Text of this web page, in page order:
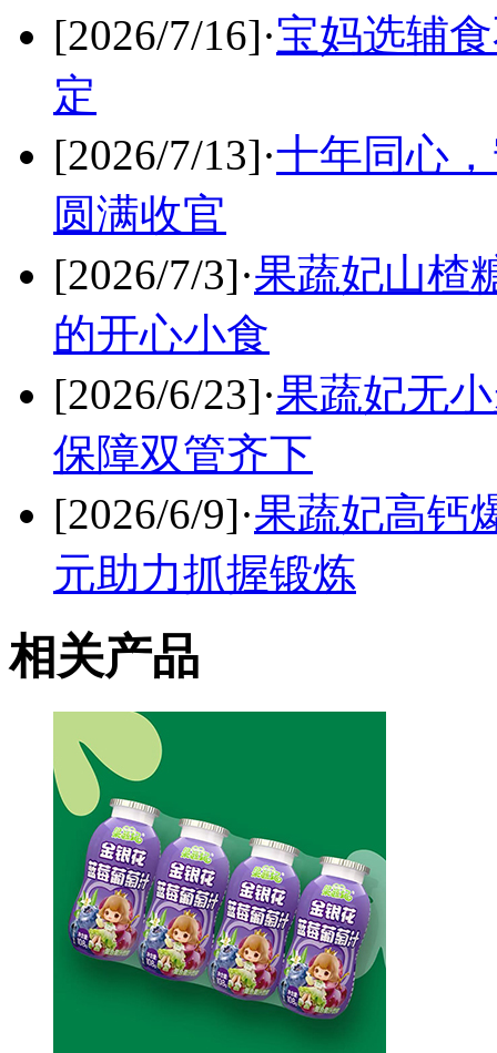
[2026/7/16]·宝妈选辅
定
[2026/7/13]·十年同心
圆满收官
[2026/7/3]·果蔬妃山楂
的开心小食
[2026/6/23]·果蔬妃无
保障双管齐下
[2026/6/9]·果蔬妃高钙
元助力抓握锻炼
相关产品